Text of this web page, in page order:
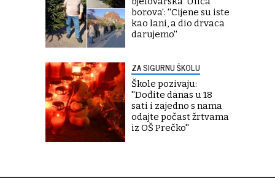
borova': ''Cijene su iste
kao lani, a dio drvaca
darujemo''
ZA SIGURNU ŠKOLU
Škole pozivaju:
''Dođite danas u 18
sati i zajedno s nama
odajte počast žrtvama
iz OŠ Prečko''